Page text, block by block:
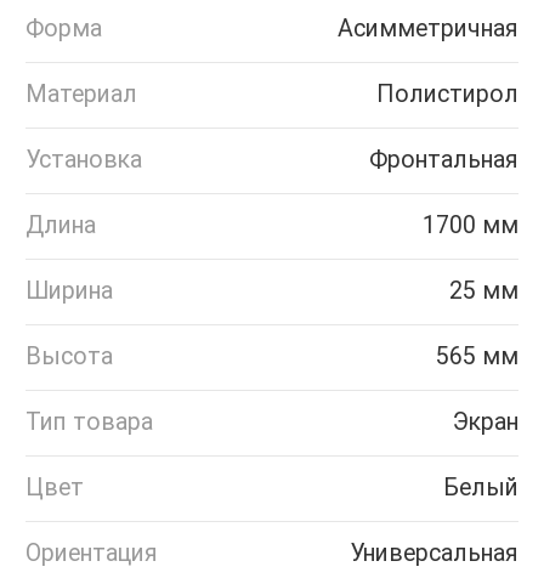
Форма Асимметричная
Материал Полистирол
Установка Фронтальная
Длина 1700 мм
Ширина 25 мм
Высота 565 мм
Тип товара Экран
Цвет Белый
Ориентация Универсальная